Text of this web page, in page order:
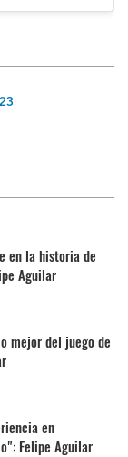
en la historia de
Aguilar
mejor del juego de
en
Felipe Aguilar